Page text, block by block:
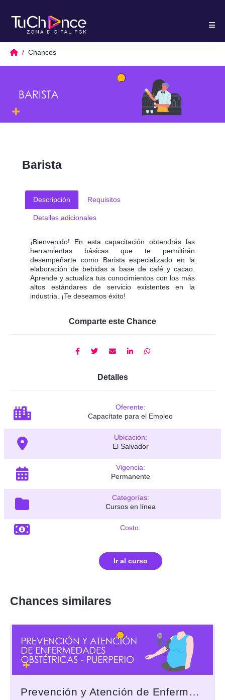
Chances
Barista
Descripción Requisitos
Detalles adicionales
¡Bienvenido! En esta capacitación obtendrás las
herramientas básicas que te permitirán
desempeñarte como Barista especializado en la
elaboración de bebidas a base de café y cacao.
Aprende y actualiza tus conocimientos con los más
altos estándares de servicio existentes en la
industria. ¡Te deseamos éxito!
Comparte este Chance
Detalles
Oferente:
Capacítate para el Empleo
Ubicación:
El Salvador
Vigencia:
Permanente
Categorías:
Cursos en línea
Costo:
Ir al curso
Chances similares
Prevención y Atención de Enfermedades Obstétricas - Puerperio